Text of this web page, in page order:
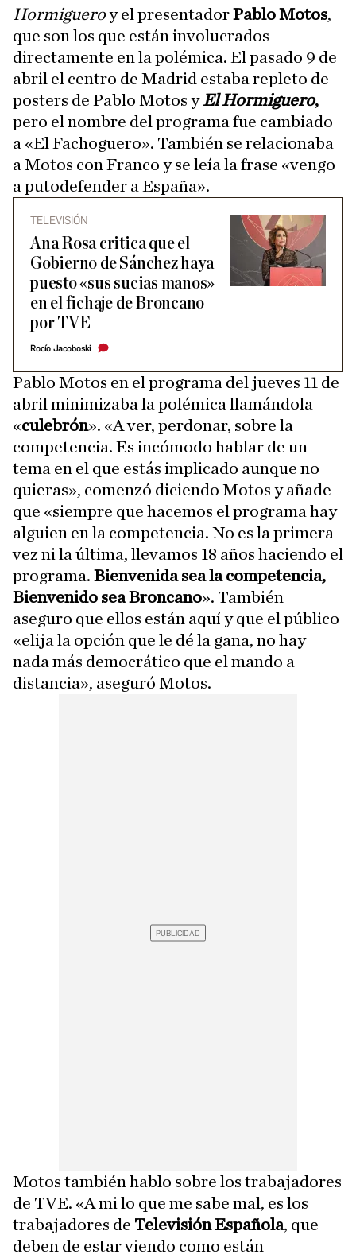
Hormigueroy el presentadorPablo Motos,
que son los que están involucrados
directamente en la polémica. El pasado 9 de
abril el centro de Madrid estaba repleto de
posters de Pablo Motos yEl Hormiguero,
pero el nombre del programa fue cambiado
a «El Fachoguero». También se relacionaba
a Motos con Franco y se leía la frase «vengo
a putodefender a España».
TELEVISIÓN
Ana Rosa critica que el
Gobierno de Sánchez haya
puesto «sus sucias manos»
en el fichaje de Broncano
por TVE
Rocío Jacoboski
Pablo Motos en el programa del jueves 11 de
abril minimizaba la polémica llamándola
«culebrón». «A ver, perdonar, sobre la
competencia. Es incómodo hablar de un
tema en el que estás implicado aunque no
quieras», comenzó diciendo Motos y añade
que «siempre que hacemos el programa hay
alguien en la competencia. No es la primera
vez ni la última, llevamos 18 años haciendo el
programa. Bienvenida sea la competencia,
Bienvenido sea Broncano». También
aseguro que ellos están aquí y que el público
«elija la opción que le dé la gana, no hay
nada más democrático que el mando a
distancia», aseguró Motos.
Motos también hablo sobre los trabajadores
de TVE. «A mi lo que me sabe mal, es los
trabajadores de Televisión Española, que
deben de estar viendo como están